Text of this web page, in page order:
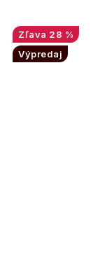
GOLDBERGH
OBLEČENIE
28 %
Výpredaj